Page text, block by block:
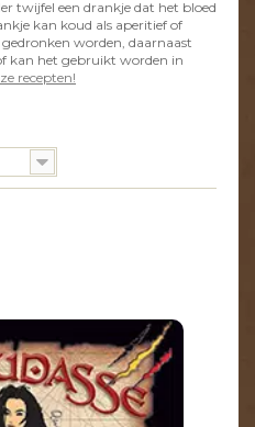
twijfel een drankje dat het bloed
kan koud als aperitief of
worden, daarnaast
kan het gebruikt worden in
recepten!